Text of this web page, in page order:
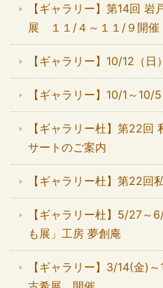
【ギャラリー】第14回
展 １１/４～１１/９開催
【ギャラリー】10/12（
【ギャラリー】10/1～
【ギャラリー杜】第22回
サートのご案内
【ギャラリー杜】第22
【ギャラリー杜】5/27～
も展」工房 夢創庵
【ギャラリー】3/14(金)